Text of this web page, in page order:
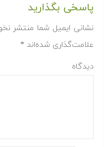
پاسخی بگذارید
نشانی ایمیل شما منتشر
علامت‌گذاری شده‌اند *
دیدگاه